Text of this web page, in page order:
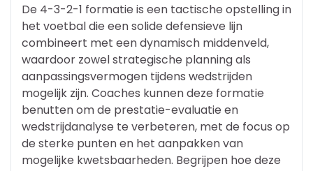
De 4-3-2-1 formatie is een tactische opstelling in
het voetbal die een solide defensieve lijn
combineert met een dynamisch middenveld,
waardoor zowel strategische planning als
aanpassingsvermogen tijdens wedstrijden
mogelijk zijn. Coaches kunnen deze formatie
benutten om de prestatie-evaluatie en
wedstrijdanalyse te verbeteren, met de focus op
de sterke punten en het aanpakken van
mogelijke kwetsbaarheden. Begrijpen hoe deze